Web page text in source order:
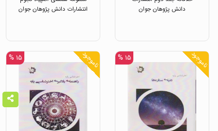
دانش پژوهان جوان
انتشارات دانش پژوهان جوان
ناموجود ۱۵ % ناموجود ۱۵ %